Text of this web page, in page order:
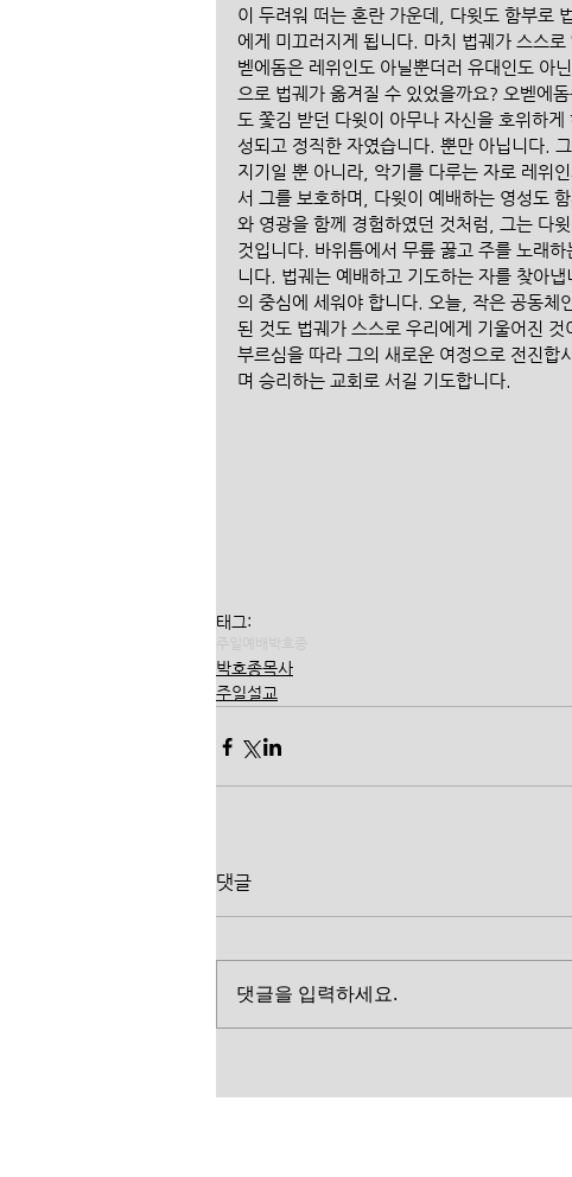
이 두려워 떠는 혼란 가운데, 다윗도 함부로
에게 미끄러지게 됩니다. 마치 법궤가 스스로
벧에돔은 레위인도 아닐뿐더러 유대인도 아
으로 법궤가 옮겨질 수 있었을까요? 오벧에
도 쫓김 받던 다윗이 아무나 자신을 호위하
성되고 정직한 자였습니다. 뿐만 아닙니다.
지기일 뿐 아니라, 악기를 다루는 자로 레위
서 그를 보호하며, 다윗이 예배하는 영성도
와 영광을 함께 경험하였던 것처럼, 그는 다
것입니다. 바위틈에서 무릎 꿇고 주를 노래
니다. 법궤는 예배하고 기도하는 자를 찾아
의 중심에 세워야 합니다. 오늘, 작은 공동체
된 것도 법궤가 스스로 우리에게 기울어진
부르심을 따라 그의 새로운 여정으로 전진
며 승리하는 교회로 서길 기도합니다.
태그:
박호종목사
주일설교
댓글
댓글을 입력하세요.